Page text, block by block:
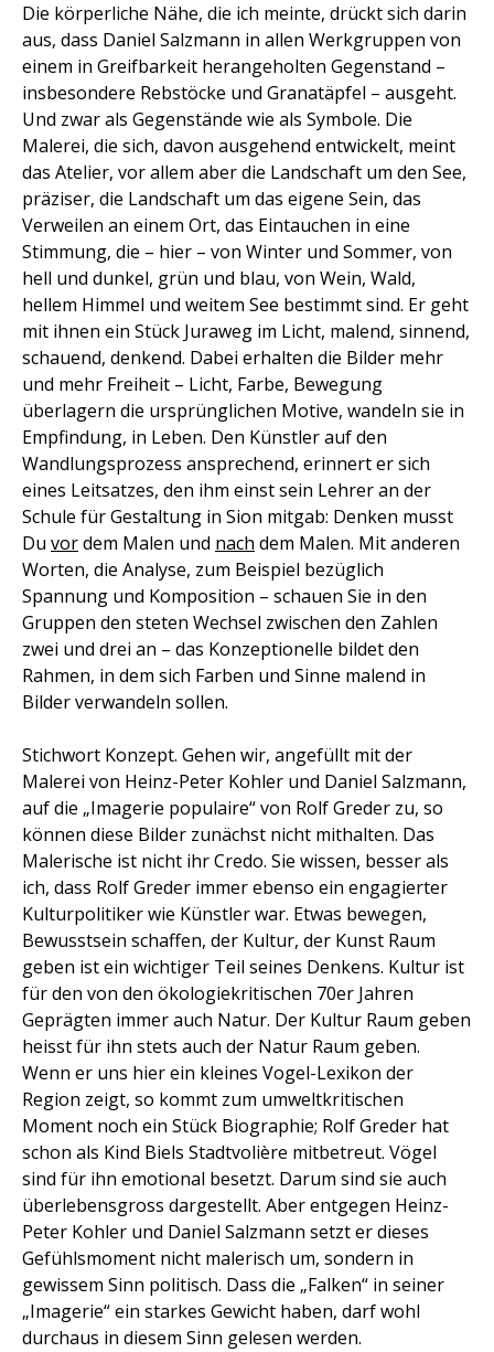
Die körperliche Nähe, die ich meinte, drückt sich darin
aus, dass Daniel Salzmann in allen Werkgruppen von
einem in Greifbarkeit herangeholten Gegenstand –
insbesondere Rebstöcke und Granatäpfel – ausgeht.
Und zwar als Gegenstände wie als Symbole. Die
Malerei, die sich, davon ausgehend entwickelt, meint
das Atelier, vor allem aber die Landschaft um den See,
präziser, die Landschaft um das eigene Sein, das
Verweilen an einem Ort, das Eintauchen in eine
Stimmung, die – hier – von Winter und Sommer, von
hell und dunkel, grün und blau, von Wein, Wald,
hellem Himmel und weitem See bestimmt sind. Er geht
mit ihnen ein Stück Juraweg im Licht, malend, sinnend,
schauend, denkend. Dabei erhalten die Bilder mehr
und mehr Freiheit – Licht, Farbe, Bewegung
überlagern die ursprünglichen Motive, wandeln sie in
Empfindung, in Leben. Den Künstler auf den
Wandlungsprozess ansprechend, erinnert er sich
eines Leitsatzes, den ihm einst sein Lehrer an der
Schule für Gestaltung in Sion mitgab: Denken musst
Du vordem Malen und nach dem Malen. Mit anderen
Worten, die Analyse, zum Beispiel bezüglich
Spannung und Komposition – schauen Sie in den
Gruppen den steten Wechsel zwischen den Zahlen
zwei und drei an – das Konzeptionelle bildet den
Rahmen, in dem sich Farben und Sinne malend in
Bilder verwandeln sollen.
Stichwort Konzept. Gehen wir, angefüllt mit der
Malerei von Heinz-Peter Kohler und Daniel Salzmann,
auf die „Imagerie populaire“ von Rolf Greder zu, so
können diese Bilder zunächst nicht mithalten. Das
Malerische ist nicht ihr Credo. Sie wissen, besser als
ich, dass Rolf Greder immer ebenso ein engagierter
Kulturpolitiker wie Künstler war. Etwas bewegen,
Bewusstsein schaffen, der Kultur, der Kunst Raum
geben ist ein wichtiger Teil seines Denkens. Kultur ist
für den von den ökologiekritischen 70er Jahren
Geprägten immer auch Natur. Der Kultur Raum geben
heisst für ihn stets auch der Natur Raum geben.
Wenn er uns hier ein kleines Vogel-Lexikon der
Region zeigt, so kommt zum umweltkritischen
Moment noch ein Stück Biographie; Rolf Greder hat
schon als Kind Biels Stadtvolière mitbetreut. Vögel
sind für ihn emotional besetzt. Darum sind sie auch
überlebensgross dargestellt. Aber entgegen Heinz-
Peter Kohler und Daniel Salzmann setzt er dieses
Gefühlsmoment nicht malerisch um, sondern in
gewissem Sinn politisch. Dass die „Falken“ in seiner
„Imagerie“ ein starkes Gewicht haben, darf wohl
durchaus in diesem Sinn gelesen werden.